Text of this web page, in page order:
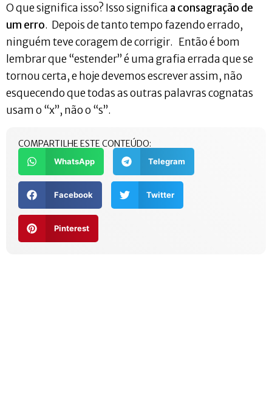
O que significa isso? Isso significa a consagração de
um erro. Depois de tanto tempo fazendo errado,
ninguém teve coragem de corrigir. Então é bom
lembrar que “estender” é uma grafia errada que se
tornou certa, e hoje devemos escrever assim, não
esquecendo que todas as outras palavras cognatas
usam o “x”, não o “s”.
COMPARTILHE ESTE CONTEÚDO:
WhatsApp Telegram
Facebook Twitter
Pinterest